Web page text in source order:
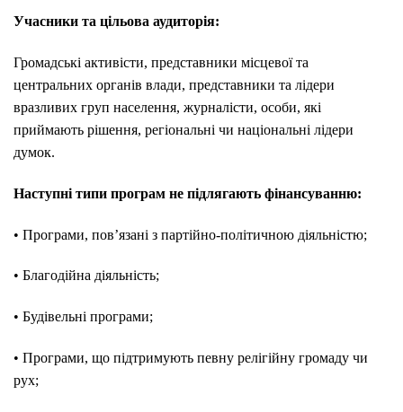
Учасники та цільова аудиторія:
Громадські активісти, представники місцевої та
центральних органів влади, представники та лідери
вразливих груп населення, журналісти, особи, які
приймають рішення, регіональні чи національні лідери
думок.
Наступні типи програм не підлягають фінансуванню:
• Програми, пов’язані з партійно-політичною діяльністю;
• Благодійна діяльність;
• Будівельні програми;
• Програми, що підтримують певну релігійну громаду чи
рух;